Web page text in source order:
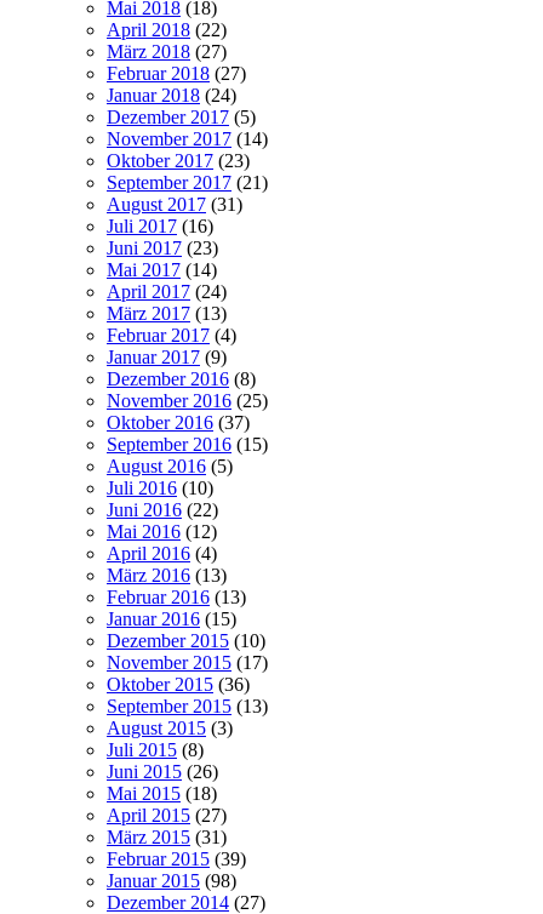
Mai 2018 (18)
April 2018 (22)
März 2018 (27)
Februar 2018 (27)
Januar 2018 (24)
Dezember 2017 (5)
November 2017 (14)
Oktober 2017 (23)
September 2017 (21)
August 2017 (31)
Juli 2017 (16)
Juni 2017 (23)
Mai 2017 (14)
April 2017 (24)
März 2017 (13)
Februar 2017 (4)
Januar 2017 (9)
Dezember 2016 (8)
November 2016 (25)
Oktober 2016 (37)
September 2016 (15)
August 2016 (5)
Juli 2016 (10)
Juni 2016 (22)
Mai 2016 (12)
April 2016 (4)
März 2016 (13)
Februar 2016 (13)
Januar 2016 (15)
Dezember 2015 (10)
November 2015 (17)
Oktober 2015 (36)
September 2015 (13)
August 2015 (3)
Juli 2015 (8)
Juni 2015 (26)
Mai 2015 (18)
April 2015 (27)
März 2015 (31)
Februar 2015 (39)
Januar 2015 (98)
Dezember 2014 (27)